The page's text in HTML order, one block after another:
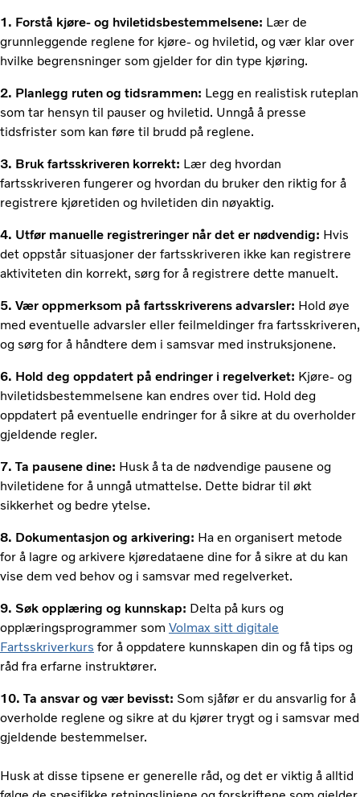
1. Forstå kjøre- og hviletidsbestemmelsene: Lær de
grunnleggende reglene for kjøre- og hviletid, og vær klar over
hvilke begrensninger som gjelder for din type kjøring.
2. Planlegg ruten og tidsrammen: Legg en realistisk ruteplan
som tar hensyn til pauser og hviletid. Unngå å presse
tidsfrister som kan føre til brudd på reglene.
3. Bruk fartsskriveren korrekt: Lær deg hvordan
fartsskriveren fungerer og hvordan du bruker den riktig for å
registrere kjøretiden og hviletiden din nøyaktig.
4. Utfør manuelle registreringer når det er nødvendig: Hvis
det oppstår situasjoner der fartsskriveren ikke kan registrere
aktiviteten din korrekt, sørg for å registrere dette manuelt.
5. Vær oppmerksom på fartsskriverens advarsler: Hold øye
med eventuelle advarsler eller feilmeldinger fra fartsskriveren,
og sørg for å håndtere dem i samsvar med instruksjonene.
6. Hold deg oppdatert på endringer i regelverket: Kjøre- og
hviletidsbestemmelsene kan endres over tid. Hold deg
oppdatert på eventuelle endringer for å sikre at du overholder
gjeldende regler.
7. Ta pausene dine: Husk å ta de nødvendige pausene og
hviletidene for å unngå utmattelse. Dette bidrar til økt
sikkerhet og bedre ytelse.
8. Dokumentasjon og arkivering: Ha en organisert metode
for å lagre og arkivere kjøredataene dine for å sikre at du kan
vise dem ved behov og i samsvar med regelverket.
9. Søk opplæring og kunnskap: Delta på kurs og
opplæringsprogrammer som Volmax sitt digitale
Fartsskriverkurs for å oppdatere kunnskapen din og få tips og
råd fra erfarne instruktører.
10. Ta ansvar og vær bevisst: Som sjåfør er du ansvarlig for å
overholde reglene og sikre at du kjører trygt og i samsvar med
gjeldende bestemmelser.
Husk at disse tipsene er generelle råd, og det er viktig å alltid